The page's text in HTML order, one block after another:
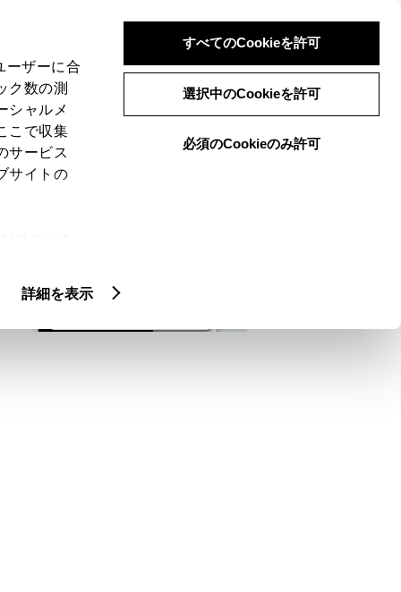
ザーに合
ク数の測
シャルメ
こで収集
サービス
サイトの
詳細を表示
すべてのCookieを許可
選択中のCookieを許可
必須のCookieのみ許可
ログイン 検索 メニュー
メニュー